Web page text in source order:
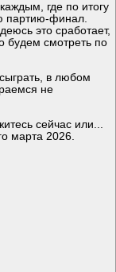
где по итогу
партию-финал.
это сработает,
будем смотреть по
в любом
не
сейчас или...
марта 2026.